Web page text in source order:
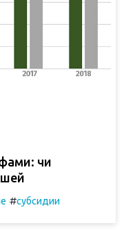
чи
#субсидии